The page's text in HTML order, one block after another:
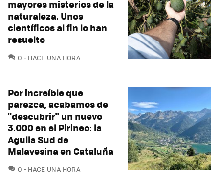
mayores misterios de la
naturaleza. Unos
científicos al fin lo han
resuelto
0 COMENTARIOS
HACE UNA HORA
Por increíble que
parezca, acabamos de
"descubrir" un nuevo
3.000 en el Pirineo: la
Agulla Sud de
Malavesina en Cataluña
0 COMENTARIOS
HACE UNA HORA